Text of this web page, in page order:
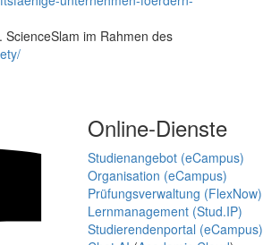
im Rahmen des
Online-Dienste
Studienangebot (eCampus)
Organisation (eCampus)
Prüfungsverwaltung (FlexNow)
Lernmanagement (Stud.IP)
Studierendenportal (eCampus)